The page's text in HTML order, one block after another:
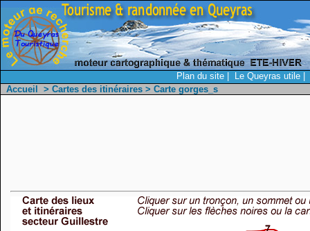
Plan du site Le Queyras utile
Accueil
> Cartes des itinéraires > Carte gorges_s